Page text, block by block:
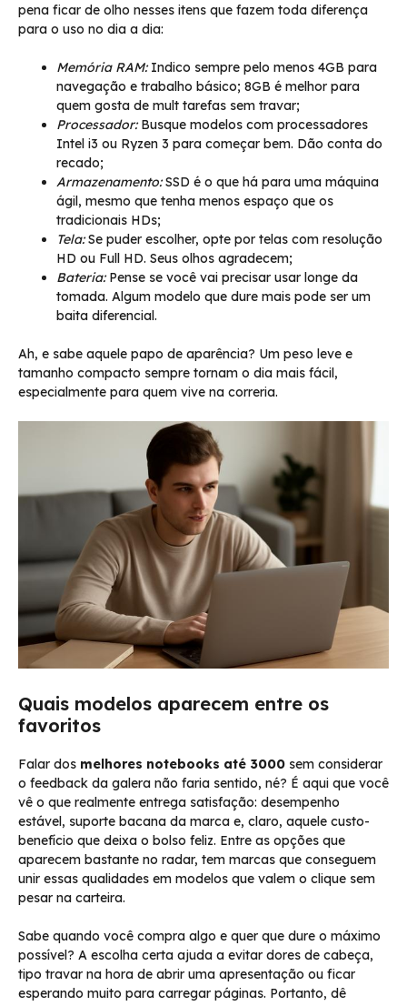
pena ficar de olho nesses itens que fazem toda diferença
para o uso no dia a dia:
Memória RAM:Indico sempre pelo menos 4GB para
navegação e trabalho básico; 8GB é melhor para
quem gosta de mult tarefas sem travar;
Processador:Busque modelos com processadores
Intel i3 ou Ryzen 3 para começar bem. Dão conta do
recado;
Armazenamento:SSD é o que há para uma máquina
ágil, mesmo que tenha menos espaço que os
tradicionais HDs;
Tela:Se puder escolher, opte por telas com resolução
HD ou Full HD. Seus olhos agradecem;
Bateria:Pense se você vai precisar usar longe da
tomada. Algum modelo que dure mais pode ser um
baita diferencial.
Ah, e sabe aquele papo de aparência? Um peso leve e
tamanho compacto sempre tornam o dia mais fácil,
especialmente para quem vive na correria.
Quais modelos aparecem entre os
favoritos
Falar dos melhores notebooks até 3000 sem considerar
o feedback da galera não faria sentido, né? É aqui que você
vê o que realmente entrega satisfação: desempenho
estável, suporte bacana da marca e, claro, aquele custo-
benefício que deixa o bolso feliz. Entre as opções que
aparecem bastante no radar, tem marcas que conseguem
unir essas qualidades em modelos que valem o clique sem
pesar na carteira.
Sabe quando você compra algo e quer que dure o máximo
possível? A escolha certa ajuda a evitar dores de cabeça,
tipo travar na hora de abrir uma apresentação ou ficar
esperando muito para carregar páginas. Portanto, dê